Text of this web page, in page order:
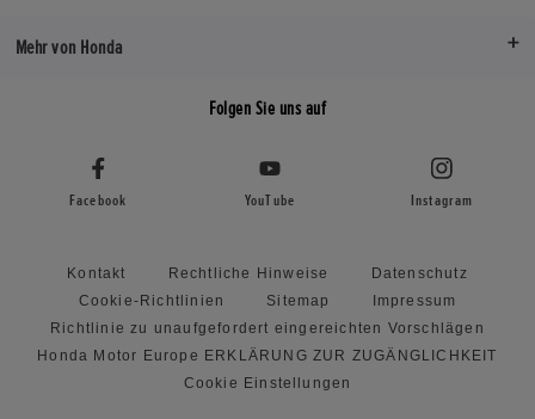
Mehr von Honda
Folgen Sie uns auf
Facebook YouTube Instagram
Kontakt Rechtliche Hinweise
Datenschutz
Cookie-Richtlinien
Sitemap
Impressum
Richtlinie zu unaufgefordert eingereichten Vorschlägen
Honda Motor Europe ERKLÄRUNG ZUR ZUGÄNGLICHKEIT
Cookie Einstellungen